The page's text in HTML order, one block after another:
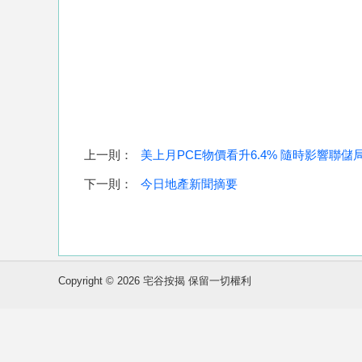
上一則： 美上月PCE物價看升6.4% 隨時影響聯儲
下一則： 今日地產新聞摘要
Copyright © 2026 宅谷按揭 保留一切權利